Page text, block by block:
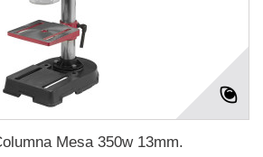
Mesa 350w 13mm.